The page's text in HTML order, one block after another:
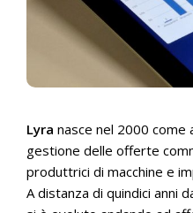
Lyra nasce nel 2000
gestione delle offerte
produttrici di macchine e
A distanza di quindici anni